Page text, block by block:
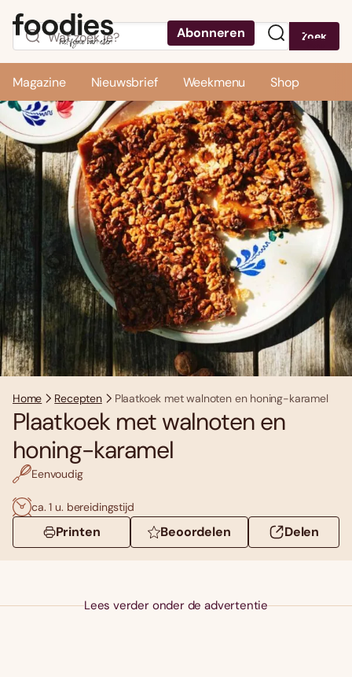
Abonneren Zoek
Magazine Nieuwsbrief Weekmenu Shop
Home Recepten Plaatkoek met walnoten en honing-karamel
Plaatkoek met walnoten en
honing-karamel
Eenvoudig
ca. 1 u. bereidingstijd
Printen Beoordelen Delen
Lees verder onder de advertentie